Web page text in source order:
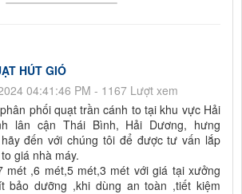
HÚT GIÓ
04:41:46 PM - 1167 Lượt xem
phối quạt trần cánh to tại khu vực Hải
lân cận Thái Bình, Hải Dương, hưng
đến với chúng tôi để được tư vấn lắp
giá nhà máy.
mét ,6 mét,5 mét,3 mét với giá tại xưởng
bảo dưỡng ,khi dùng an toàn ,tiết kiệm